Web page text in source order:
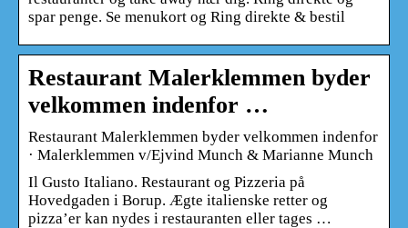
spar penge. Se menukort og Ring direkte & bestil
Restaurant Malerklemmen byder
velkommen indenfor …
Restaurant Malerklemmen byder velkommen indenfor
· Malerklemmen v/Ejvind Munch & Marianne Munch
Il Gusto Italiano. Restaurant og Pizzeria på
Hovedgaden i Borup. Ægte italienske retter og
pizza’er kan nydes i restauranten eller tages …